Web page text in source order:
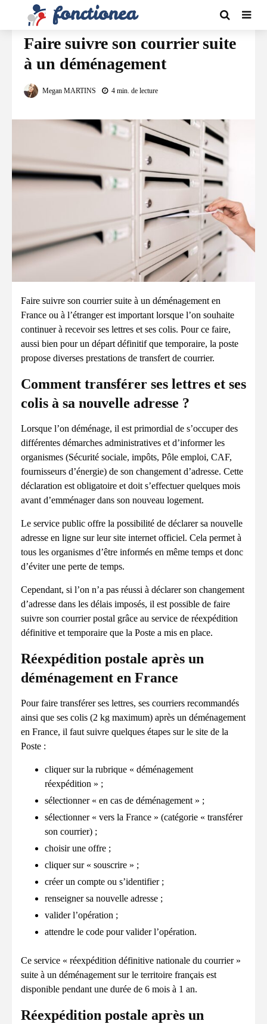
DÉMÉNAGEMENT
Faire suivre son courrier suite
à un déménagement
Megan MARTINS 4 min. de lecture
Faire suivre son courrier suite à un déménagement en
France ou à l’étranger est important lorsque l’on souhaite
continuer à recevoir ses lettres et ses colis. Pour ce faire,
aussi bien pour un départ définitif que temporaire, la poste
propose diverses prestations de transfert de courrier.
Comment transférer ses lettres et ses
colis à sa nouvelle adresse ?
Lorsque l’on déménage, il est primordial de s’occuper des
différentes démarches administratives et d’informer les
organismes (Sécurité sociale, impôts, Pôle emploi, CAF,
fournisseurs d’énergie) de son changement d’adresse. Cette
déclaration est obligatoire et doit s’effectuer quelques mois
avant d’emménager dans son nouveau logement.
Le service public offre la possibilité de déclarer sa nouvelle
adresse en ligne sur leur site internet officiel. Cela permet à
tous les organismes d’être informés en même temps et donc
d’éviter une perte de temps.
Cependant, si l’on n’a pas réussi à déclarer son changement
d’adresse dans les délais imposés, il est possible de faire
suivre son courrier postal grâce au service de réexpédition
définitive et temporaire que la Poste a mis en place.
Réexpédition postale après un
déménagement en France
Pour faire transférer ses lettres, ses courriers recommandés
ainsi que ses colis (2 kg maximum) après un déménagement
en France, il faut suivre quelques étapes sur le site de la
Poste :
cliquer sur la rubrique « déménagement
réexpédition » ;
sélectionner « en cas de déménagement » ;
sélectionner « vers la France » (catégorie « transférer
son courrier) ;
choisir une offre ;
cliquer sur « souscrire » ;
créer un compte ou s’identifier ;
renseigner sa nouvelle adresse ;
valider l’opération ;
attendre le code pour valider l’opération.
Ce service « réexpédition définitive nationale du courrier »
suite à un déménagement sur le territoire français est
disponible pendant une durée de 6 mois à 1 an.
Réexpédition postale après un